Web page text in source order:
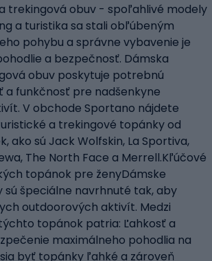
trekingová obuv - spoľahlivé modely
a turistika sa stali obľúbeným
pohybu a správne vybavenie je
a bezpečnosť. Dámska
obuv poskytuje potrebnú
a funkčnosť pre nadšenkyne
V obchode Sportano nájdete
a trekingové topánky od
ako sú Jack Wolfskin, La Sportiva,
The North Face a Merrell.Kľúčové
topánok pre ženyDámske
špeciálne navrhnuté tak, aby
outdoorových aktivít. Medzi
topánok patria: Ľahkosť a
maximálneho pohodlia na
byť topánky ľahké a zároveň